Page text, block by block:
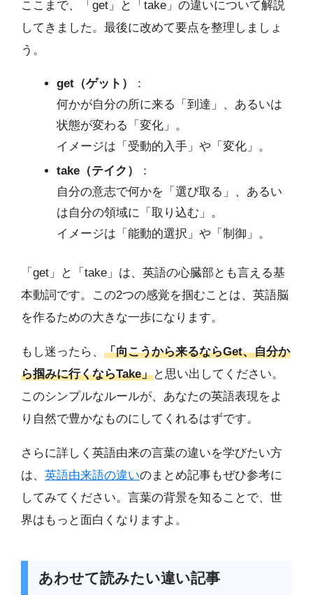
ここまで、「get」と「take」の違いについて解説
してきました。最後に改めて要点を整理しましょ
う。
get（ゲット）
：
何かが自分の所に来る「到達」、あるいは
状態が変わる「変化」。
イメージは「受動的入手」や「変化」。
take（テイク）
：
自分の意志で何かを「選び取る」、あるい
は自分の領域に「取り込む」。
イメージは「能動的選択」や「制御」。
「get」と「take」は、英語の心臓部とも言える基
本動詞です。この2つの感覚を掴むことは、英語脳
を作るための大きな一歩になります。
もし迷ったら、 「向こうから来るならGet、自分か
ら掴みに行くならTake」と思い出してください。
このシンプルなルールが、あなたの英語表現をよ
り自然で豊かなものにしてくれるはずです。
さらに詳しく英語由来の言葉の違いを学びたい方
は、 英語由来語の違いのまとめ記事もぜひ参考に
してみてください。言葉の背景を知ることで、世
界はもっと面白くなりますよ。
あわせて読みたい違い記事